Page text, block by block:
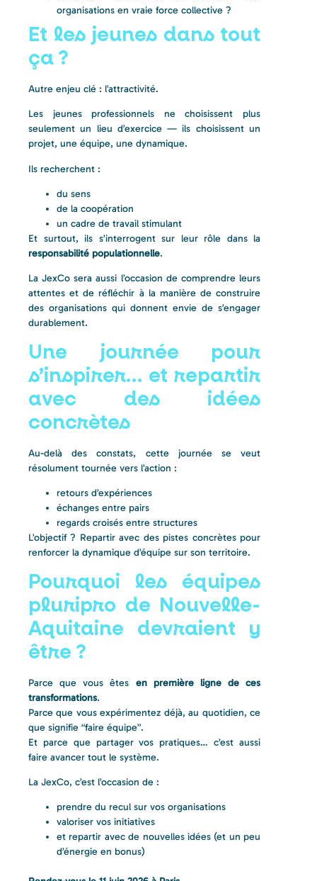
organisations en vraie force collective ?
Et les jeunes dans tout
ça ?
Autre enjeu clé : l’attractivité.
Les jeunes professionnels ne choisissent plus
seulement un lieu d’exercice — ils choisissent un
projet, une équipe, une dynamique.
Ils recherchent :
du sens
de la coopération
un cadre de travail stimulant
Et surtout, ils s’interrogent sur leur rôle dans la
responsabilité populationnelle.
La JexCo sera aussi l’occasion de comprendre leurs
attentes et de réfléchir à la manière de construire
des organisations qui donnent envie de s’engager
durablement.
Une journée pour
s’inspirer… et repartir
avec des idées
concrètes
Au-delà des constats, cette journée se veut
résolument tournée vers l’action :
retours d’expériences
échanges entre pairs
regards croisés entre structures
L’objectif ? Repartir avec des pistes concrètes pour
renforcer la dynamique d’équipe sur son territoire.
Pourquoi les équipes
pluripro de Nouvelle-
Aquitaine devraient y
être ?
Parce que vous êtes en première ligne de ces
transformations.
Parce que vous expérimentez déjà, au quotidien, ce
que signifie “faire équipe”.
Et parce que partager vos pratiques… c’est aussi
faire avancer tout le système.
La JexCo, c’est l’occasion de :
prendre du recul sur vos organisations
valoriser vos initiatives
et repartir avec de nouvelles idées (et un peu
d’énergie en bonus)